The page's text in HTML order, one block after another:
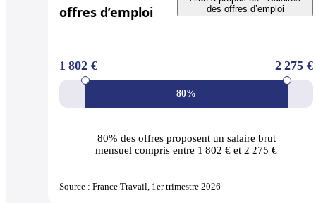
offres d’emploi
des offres d’emploi
80%
1 802 € 2 275 €
80% des offresproposent un salaire brut
mensuel compris entre 1 802 € et 2 275 €
Source : France Travail, 1er trimestre 2026